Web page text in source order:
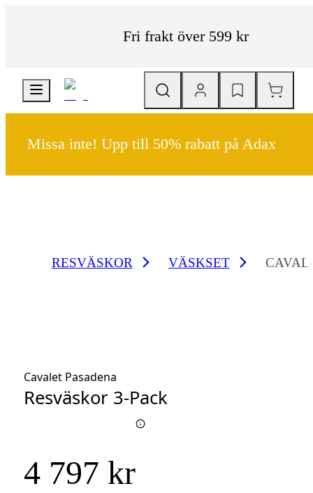
Fri frakt över 599 kr
Missa inte! Upp till 50% rabatt på Adax
RESVÄSKOR VÄSKSET
Cavalet Pasadena
Resväskor 3-Pack
4 797 kr